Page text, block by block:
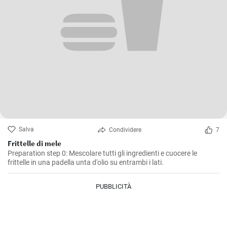
Salva Condividere 7
Frittelle di mele
Preparation step 0: Mescolare tutti gli ingredienti e cuocere le
frittelle in una padella unta d'olio su entrambi i lati.
PUBBLICITÀ